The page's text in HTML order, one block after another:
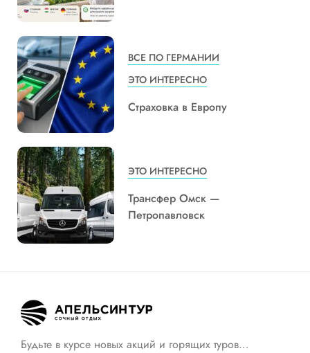
ВСЕ ПО ГЕРМАНИИ
ЭТО ИНТЕРЕСНО
Страховка в Европу
ЭТО ИНТЕРЕСНО
Трансфер Омск —
Петропавловск
Будьте в курсе новых акций и горящих туров…